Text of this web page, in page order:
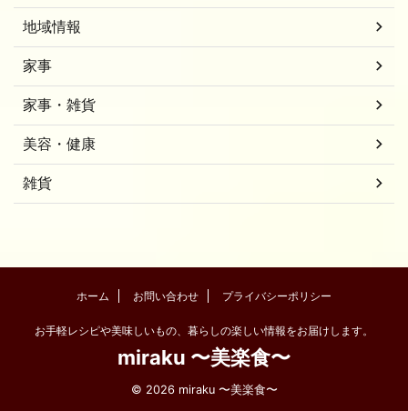
地域情報
家事
家事・雑貨
美容・健康
雑貨
ホーム お問い合わせ プライバシーポリシー
お手軽レシピや美味しいもの、暮らしの楽しい情報をお届けします。
miraku 〜美楽食〜
© 2026 miraku 〜美楽食〜